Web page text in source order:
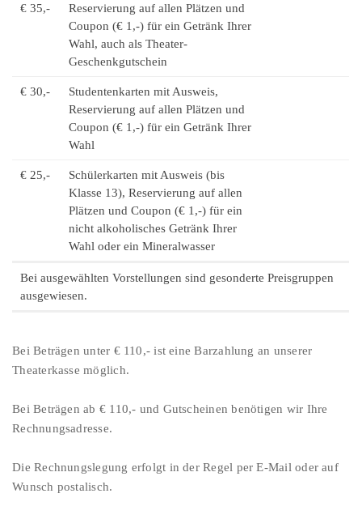
€ 35,-
Reservierung auf allen Plätzen und
Coupon (€ 1,-) für ein Getränk Ihrer
Wahl, auch als Theater-
Geschenkgutschein
€ 30,-
Studentenkarten mit Ausweis,
Reservierung auf allen Plätzen und
Coupon (€ 1,-) für ein Getränk Ihrer
Wahl
€ 25,-
Schülerkarten mit Ausweis (bis
Klasse 13), Reservierung auf allen
Plätzen und Coupon (€ 1,-) für ein
nicht alkoholisches Getränk Ihrer
Wahl oder ein Mineralwasser
Bei ausgewählten Vorstellungen sind gesonderte Preisgruppen
ausgewiesen.
Bei Beträgen unter € 110,- ist eine Barzahlung an unserer
Theaterkasse möglich.
Bei Beträgen ab € 110,- und Gutscheinen benötigen wir Ihre
Rechnungsadresse.
Die Rechnungslegung erfolgt in der Regel per E-Mail oder auf
Wunsch postalisch.